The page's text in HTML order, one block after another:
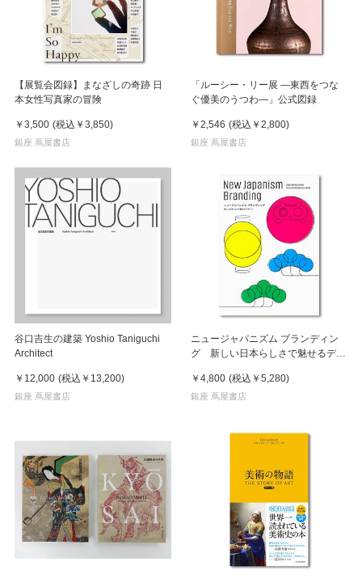
【展覧会図録】まなざしの奇跡 日
本女性写真家の冒険
￥3,500 (税込 ￥3,850)
銀座 蔦屋書店
「ルーシー・リー展 ―東西をつな
ぐ優美のうつわ―」公式図録
￥2,546 (税込 ￥2,800)
銀座 蔦屋書店
谷口吉生の建築 Yoshio Taniguchi
Architect
￥12,000 (税込 ￥13,200)
銀座 蔦屋書店
ニュージャパニズム ブランディン
グ 新しい日本らしさで魅せるデザ
￥4,800 (税込 ￥5,280)
銀座 蔦屋書店